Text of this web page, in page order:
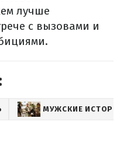
лучше
с вызовами и
МУЖСКИЕ ИСТОРИИ